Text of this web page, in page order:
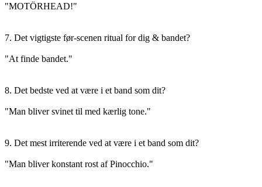
"MOTÖRHEAD!"
7. Det vigtigste før-scenen ritual for dig & bandet?
"At finde bandet."
8. Det bedste ved at være i et band som dit?
"Man bliver svinet til med kærlig tone."
9. Det mest irriterende ved at være i et band som dit?
"Man bliver konstant rost af Pinocchio."